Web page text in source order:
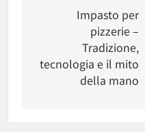
articoliImpasto per
pizzerie –
Tradizione,
tecnologia e il mito
della mano